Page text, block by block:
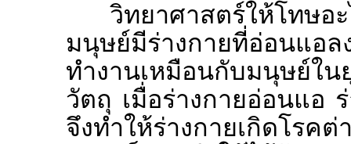
วิทยาศาสตร์ให้โทษอ
มนุษย์มีร่างกายที่อ่อนแอล
ทำงานเหมือนกับมนุษย์ใ
วัตถุ เมื่อร่างกายอ่อนแอ
จึงทำให้ร่างกายเกิดโรค